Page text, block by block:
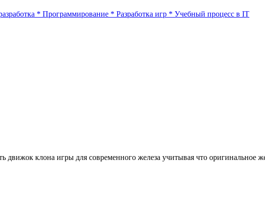
* Программирование * Разработка игр * Учебный процесс в IT
движок клона игры для современного железа учитывая что оригинальное